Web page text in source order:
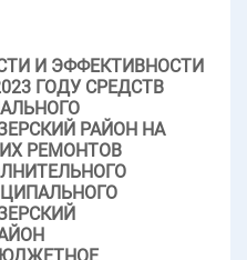
И ЭФФЕКТИВНОСТИ
ГОДУ СРЕДСТВ
РАЙОН НА
РЕМОНТОВ